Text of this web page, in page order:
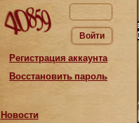
Войти
Регистрация аккаунта
Восстановить пароль
Новости